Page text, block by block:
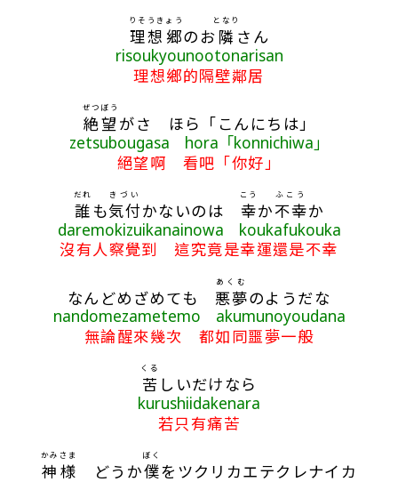
理想郷
りそうきょう
のお 隣
となり
さん
risoukyounootonarisan
理想鄉的隔壁鄰居
絶望
ぜつぼう
がさ ほら「こんにちは」
zetsubougasa hora「konnichiwa」
絕望啊 看吧「你好」
誰
だれ
も気付
きづい
かないのは 幸
こう
か不幸
ふこう
か
daremokizuikanainowa koukafukouka
沒有人察覺到 這究竟是幸運還是不幸
なんどめざめても 悪夢
あくむ
のようだな
nandomezametemo akumunoyoudana
無論醒來幾次 都如同噩夢一般
苦
くる
しいだけなら
kurushiidakenara
若只有痛苦
神
かみ
様
さま
どうか僕
ぼく
をツクリカエテクレナイカ